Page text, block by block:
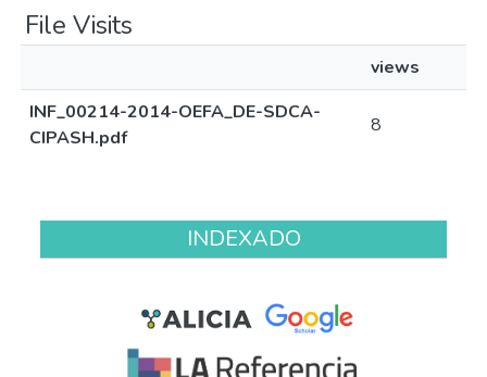
File Visits
views
INF_00214-2014-OEFA_DE-SDCA-
CIPASH.pdf
8
INDEXADO